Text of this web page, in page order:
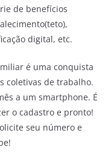
de benefícios
digital, etc.
é uma conquista
coletivas de trabalho.
a um smartphone. É
o cadastro e pronto!
seu número e